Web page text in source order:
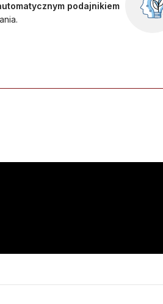
podajnikiem